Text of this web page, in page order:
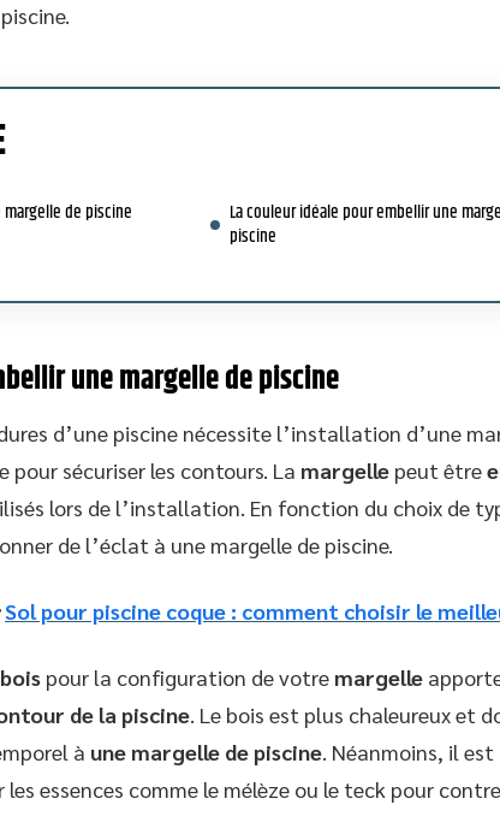
de piscine
La couleur idéale pour embellir une
piscine
une margelle de piscine
d’une piscine nécessite l’installation d’une
pour sécuriser les contours. La margelle peut être
lors de l’installation. En fonction du choix de
de l’éclat à une margelle de piscine.
Sol pour piscine coque : comment choisir le
pour la configuration de votre margelle
de la piscine. Le bois est plus chaleureux et
à une margelle de piscine. Néanmoins, il est
essences comme le mélèze ou le teck pour